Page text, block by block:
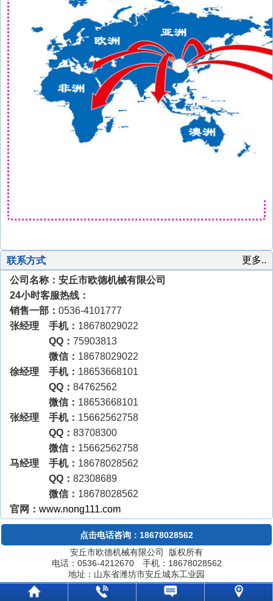
更多..
联系方式
公司名称：安丘市欧德机械有限公司
24小时客服热线：
销售一部： 0536-4101777
张经理 手机： 18678029022
QQ： 75903813
微信： 18678029022
徐经理 手机： 18653668101
QQ： 84762562
微信： 18653668101
张经理 手机： 15662562758
QQ： 83708300
微信： 15662562758
马经理 手机： 18678028562
QQ： 82308689
微信： 18678028562
官网： www.nong111.com
点击电话咨询：18678028562
安丘市欧德机械有限公司 版权所有
电话：0536-4212670 手机：18678028562
地址：山东省潍坊市安丘城东工业园